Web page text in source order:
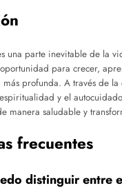
una parte inevitable de la
para crecer,
más profunda. A través de
y el
manera saludable y
frecuentes
distinguir entre